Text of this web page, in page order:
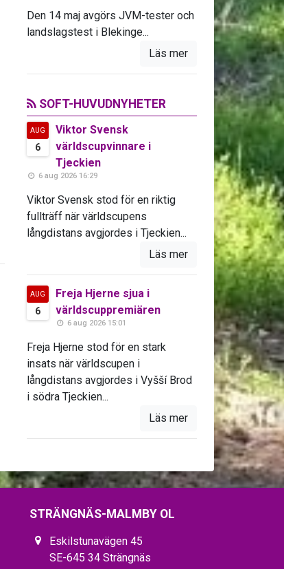
Den 14 maj avgörs JVM-tester och
landslagstest i Blekinge...
Läs mer
SOFT-HUVUDNYHETER
AUG
6
Viktor Svensk
världscupvinnare i
Tjeckien
6 aug 2026 16:29
Viktor Svensk stod för en riktig
fullträff när världscupens
långdistans avgjordes i Tjeckien...
Läs mer
AUG
6
Freja Hjerne sjua i
världscuppremiären
6 aug 2026 15:01
Freja Hjerne stod för en stark
insats när världscupen i
långdistans avgjordes i Vyšší Brod
i södra Tjeckien...
Läs mer
STRÄNGNÄS-MALMBY OL
Eskilstunavägen 45
SE-645 34 Strängnäs